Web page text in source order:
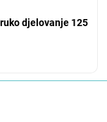
djelovanje 125